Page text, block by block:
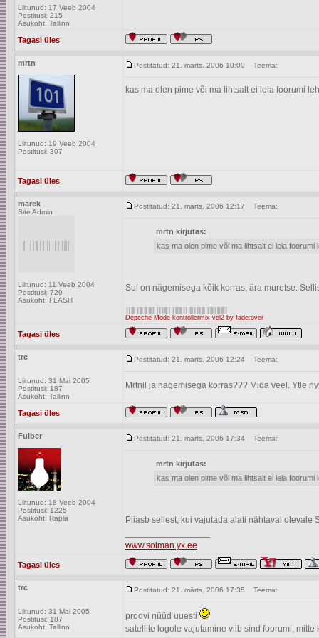
Liitunud: 17 Veeb 2004
Postitusi: 215
Asukoht: Tallinn
Tagasi üles
mrtn
Liitunud: 19 Veeb 2004
Postitusi: 307
Postitatud: 21. märts, 2006 10:00 Teema:
kas ma olen pime või ma lihtsalt ei leia foorumi
Tagasi üles
marek
Site Admin
Liitunud: 11 Veeb 2004
Postitusi: 729
Asukoht: FLASH
Postitatud: 21. märts, 2006 12:17 Teema:
mrtn kirjutas:
kas ma olen pime või ma lihtsalt ei leia foorumi
Sul on nägemisega kõik korras, ära muretse.
Depeche Mode kontrollermix vol2 by fade:over
Tagasi üles
trc
Liitunud: 31 Mai 2005
Postitusi: 187
Asukoht: Tallinn
Postitatud: 21. märts, 2006 12:24 Teema:
Mrtnil ja nägemisega korras??? Mida veel. Ytle
Tagasi üles
Fulber
Liitunud: 18 Veeb 2004
Postitusi: 1225
Asukoht: Rapla
Postitatud: 21. märts, 2006 17:34 Teema:
mrtn kirjutas:
kas ma olen pime või ma lihtsalt ei leia foorumi
Piiasb sellest, kui vajutada alati nähtaval olevale
www.solman.yx.ee
Tagasi üles
trc
Liitunud: 31 Mai 2005
Postitusi: 187
Asukoht: Tallinn
Postitatud: 21. märts, 2006 17:35 Teema:
proovi nüüd uuesti
satellite logole vajutamine viib sind foorumi, mitte